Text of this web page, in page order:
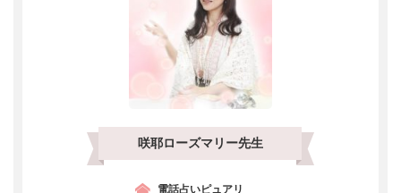
咲耶ローズマリー先生
電話占いピュアリ